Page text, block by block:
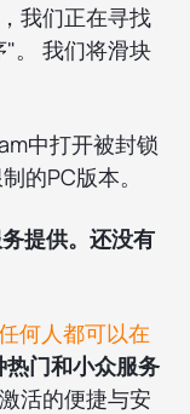
我们正在寻找
。 我们将滑块
中打开被封锁
的PC版本。
提供。还没有
何人都可以在
门和小众服务
活的便捷与安